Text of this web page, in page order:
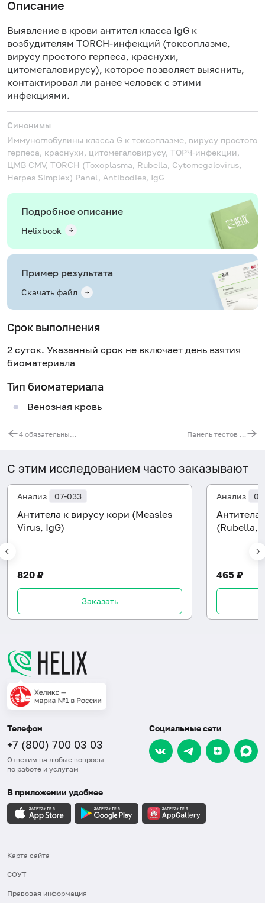
Описание
Выявление в крови антител класса IgG к
возбудителям TORCH-инфекций (токсоплазме,
вирусу простого герпеса, краснухи,
цитомегаловирусу), которое позволяет выяснить,
контактировал ли ранее человек с этими
инфекциями.
Синонимы
Иммуноглобулины класса G к токсоплазме, вирусу простого
герпеса, краснухи, цитомегаловирусу, ТОРЧ-инфекции,
ЦМВ CMV, TORCH (Toxoplasma, Rubella, Cytomegalovirus,
Herpes Simplex) Panel, Antibodies, IgG
Подробное описание
Helixbook
Пример результата
Скачать файл
Срок выполнения
2 суток. Указанный срок не включает день взятия
биоматериала
Тип биоматериала
Венозная кровь
4 обязательных анализа, экспресс Панель тестов на внутриутробные инфекции (TORCH-IgM)
С этим исследованием часто заказывают
Анализ 07-033
Антитела к вирусу кори (Measles
Virus, IgG)
820 ₽
Заказать
Анализ
Антитела
(Rubella,
465 ₽
Телефон
+7 (800) 700 03 03
Ответим на любые вопросы
по работе и услугам
Социальные сети
В приложении удобнее
Карта сайта
СОУТ
Правовая информация